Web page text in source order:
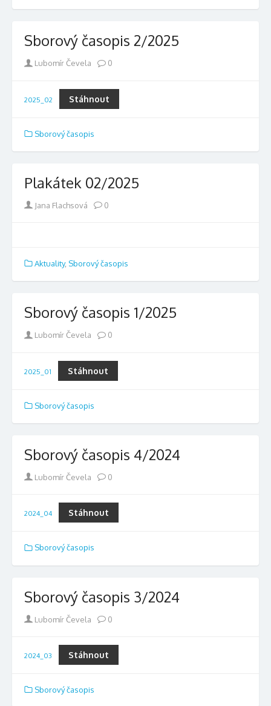
Sborový časopis 2/2025
Author
Lubomír Čevela 0
2025_02 Stáhnout
Sborový časopis
Plakátek 02/2025
AuthorJana Flachsová 0
Aktuality, Sborový časopis
Sborový časopis 1/2025
Author
Lubomír Čevela 0
2025_01 Stáhnout
Sborový časopis
Sborový časopis 4/2024
Author
Lubomír Čevela 0
2024_04 Stáhnout
Sborový časopis
Sborový časopis 3/2024
Author
Lubomír Čevela 0
2024_03 Stáhnout
Sborový časopis